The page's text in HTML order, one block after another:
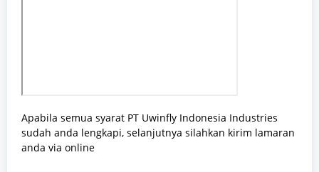
Apabila semua syarat PT Uwinfly Indonesia Industries
sudah anda lengkapi, selanjutnya silahkan kirim lamaran
anda via online